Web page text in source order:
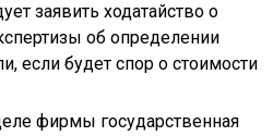
заявить ходатайство о
об определении
если будет спор о стоимости
фирмы государственная